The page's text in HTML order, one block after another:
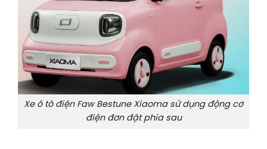
Xe ô tô điện Faw Bestune Xiaoma sử dụng động cơ
điện đơn đặt phía sau